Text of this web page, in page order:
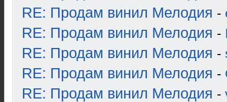
RE: Продам винил Мелодия -
RE: Продам винил Мелодия -
RE: Продам винил Мелодия -
RE: Продам винил Мелодия -
RE: Продам винил Мелодия -